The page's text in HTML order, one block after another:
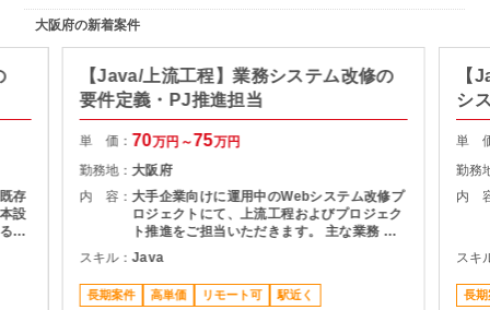
大阪府の新着案件
存
設
予
【Java/上流工程】業務システム改修の
要件定義・PJ推進担当
単 価： 70万円～75万円
勤務地： 大阪府
内 容： 大手企業向けに運用中のWebシステム改修プ
ロジェクトにて、上流工程およびプロジェク
ト推進をご担当いただきます。 主な業務 ・
利用部門との要件整理・ヒアリング ・現行シ
ステムの仕様調査・影響分析 ・基本設計書の
作成 ・開発工数の算出および提案資料作成
・スケジュール管理・課題管理 ・関係者との
スキル：Java
長期案件 高単価 リモート可 駅近く
【
シ
単
勤務
内
スキ
長期